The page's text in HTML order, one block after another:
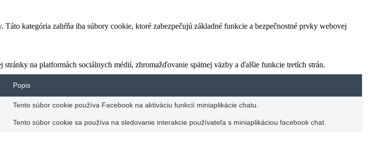
kategória zahŕňa iba súbory cookie, ktoré zabezpečujú základné funkcie a bezpečnostné prvky webovej
na platformách sociálnych médií, zhromažďovanie spätnej väzby a ďalšie funkcie tretích strán.
Popis
Tento súbor cookie používa Facebook na aktiváciu funkcií miniaplikácie chatu.
Tento súbor cookie sa používa na sledovanie interakcie používateľa s miniaplikáciou facebook chat.